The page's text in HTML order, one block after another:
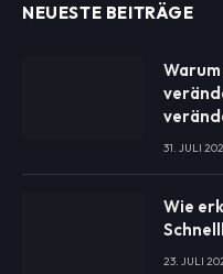
NEUESTE BEITRÄGE
31. JULI
Wie
23. JULI